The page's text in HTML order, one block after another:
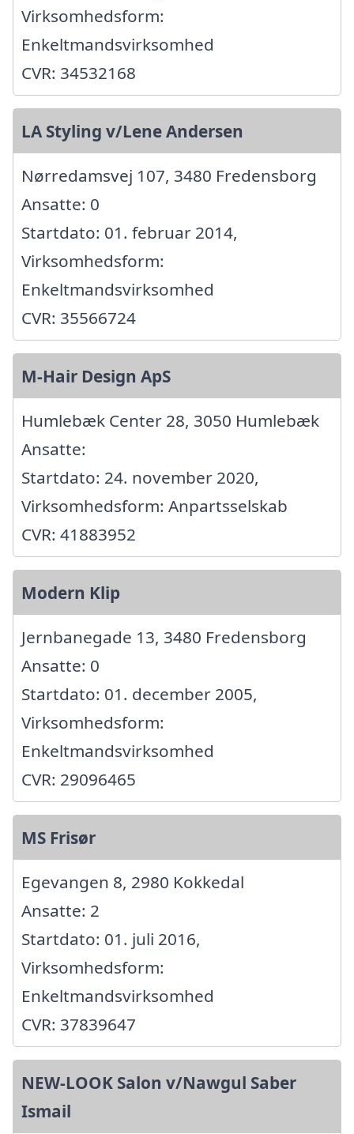
Virksomhedsform:
Enkeltmandsvirksomhed
CVR: 34532168
LA Styling v/Lene Andersen
Nørredamsvej 107, 3480 Fredensborg
Ansatte: 0
Startdato: 01. februar 2014,
Virksomhedsform:
Enkeltmandsvirksomhed
CVR: 35566724
M-Hair Design ApS
Humlebæk Center 28, 3050 Humlebæk
Ansatte:
Startdato: 24. november 2020,
Virksomhedsform: Anpartsselskab
CVR: 41883952
Modern Klip
Jernbanegade 13, 3480 Fredensborg
Ansatte: 0
Startdato: 01. december 2005,
Virksomhedsform:
Enkeltmandsvirksomhed
CVR: 29096465
MS Frisør
Egevangen 8, 2980 Kokkedal
Ansatte: 2
Startdato: 01. juli 2016,
Virksomhedsform:
Enkeltmandsvirksomhed
CVR: 37839647
NEW-LOOK Salon v/Nawgul Saber
Ismail